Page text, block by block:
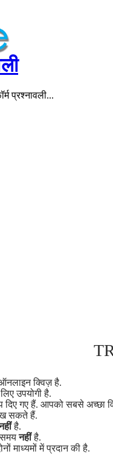
प्रश्नावली...
क्विज़ है.
उपयोगी है.
दिए गए हैं. आपको सबसे अच्छा
सकते हैं.
है.
समयनहींहै.
माध्यमों में प्रदान की है.